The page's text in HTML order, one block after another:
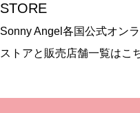
STORE
Sonny Angel各国公式オン
ストアと販売店舗一覧はこ